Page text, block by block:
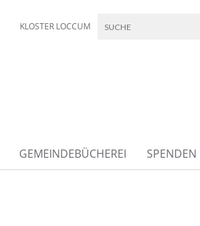
KLOSTER LOCCUM
GEMEINDEBÜCHEREI SPENDEN